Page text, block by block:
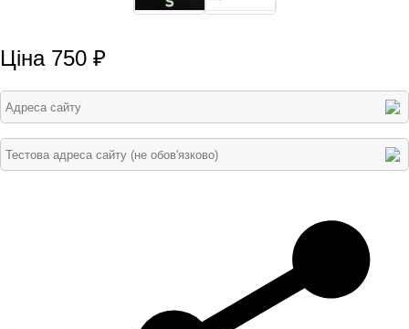
Ціна 750 ₽